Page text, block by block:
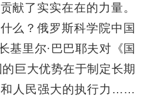
献了实实在在的力量。
么？俄罗斯科学院中国
基里尔·巴巴耶夫对《国
巨大优势在于制定长期
人民强大的执行力……